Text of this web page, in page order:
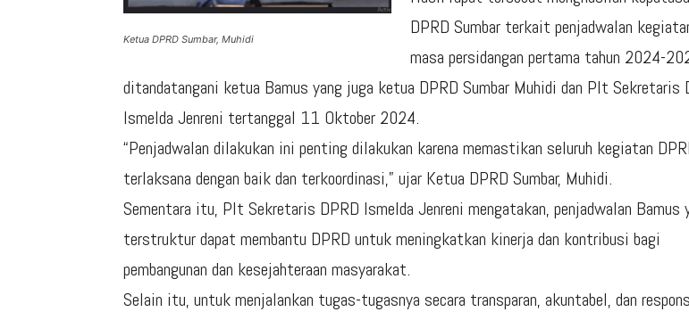
Ketua DPRD Sumbar, Muhidi
DPRD Sumbar terkait penjadwalan
masa persidangan pertama tahun 2024-
ditandatangani ketua Bamus yang juga ketua DPRD Sumbar Muhidi dan Plt Sekretaris
Ismelda Jenreni tertanggal 11 Oktober 2024.
“Penjadwalan dilakukan ini penting dilakukan karena memastikan seluruh kegiatan
terlaksana dengan baik dan terkoordinasi,” ujar Ketua DPRD Sumbar, Muhidi.
Sementara itu, Plt Sekretaris DPRD Ismelda Jenreni mengatakan, penjadwalan Bamus
terstruktur dapat membantu DPRD untuk meningkatkan kinerja dan kontribusi bagi
pembangunan dan kesejahteraan masyarakat.
Selain itu, untuk menjalankan tugas-tugasnya secara transparan, akuntabel, dan